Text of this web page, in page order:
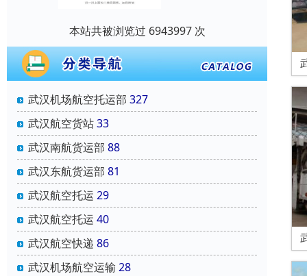
本站共被浏览过 6943997 次
武汉机场航空托运部 327
武汉航空货站33
武汉南航货运部 88
武汉东航货运部 81
武汉航空托运 29
武汉航空托运 40
武汉航空快递 86
武汉机场航空运输 28